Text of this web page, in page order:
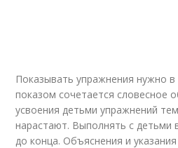
Показывать упражнения нужно
показом сочетается словесное
усвоения детьми упражнений
нарастают. Выполнять с детьми
до конца. Объяснения и